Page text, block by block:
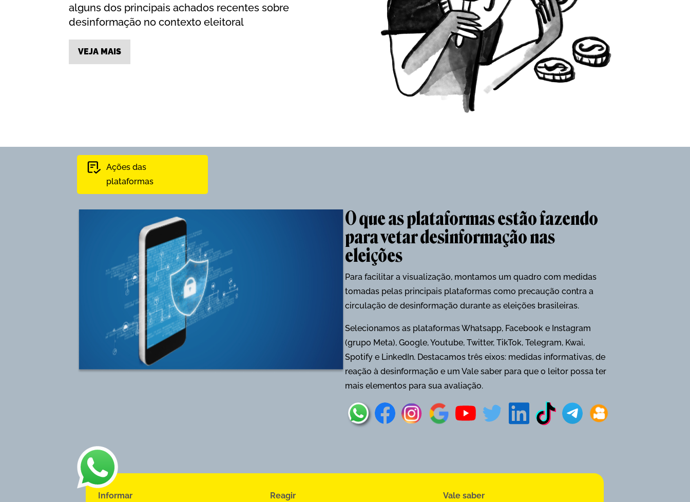
alguns dos principais achados recentes sobre
desinformação no contexto eleitoral
VEJA MAIS
Ações das
plataformas
O que as plataformas estão fazendo
para vetar desinformação nas
eleições
Para facilitar a visualização, montamos um quadro com medidas
tomadas pelas principais plataformas como precaução contra a
circulação de desinformação durante as eleições brasileiras.
Selecionamos as plataformas Whatsapp, Facebook e Instagram
(grupo Meta), Google, Youtube, Twitter, TikTok, Telegram, Kwai,
Spotify e LinkedIn. Destacamos três eixos: medidas informativas, de
reação à desinformação e um Vale saber para que o leitor possa ter
mais elementos para sua avaliação.
Informar Reagir Vale saber